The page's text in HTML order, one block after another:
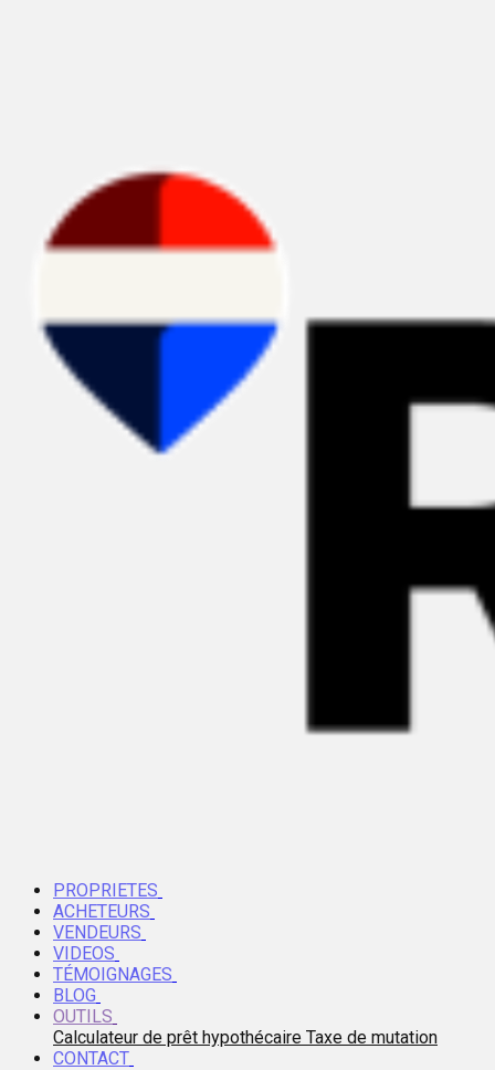
PROPRIETES
ACHETEURS
VENDEURS
VIDEOS
TÉMOIGNAGES
BLOG
OUTILS
Calculateur de prêt hypothécaire Taxe de mutation
CONTACT